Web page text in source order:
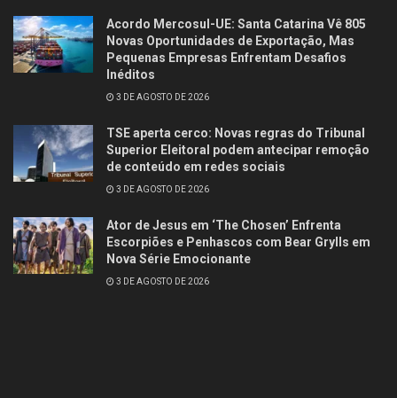
Acordo Mercosul-UE: Santa Catarina Vê 805
Novas Oportunidades de Exportação, Mas
Pequenas Empresas Enfrentam Desafios
Inéditos
3 DE AGOSTO DE 2026
TSE aperta cerco: Novas regras do Tribunal
Superior Eleitoral podem antecipar remoção
de conteúdo em redes sociais
3 DE AGOSTO DE 2026
Ator de Jesus em ‘The Chosen’ Enfrenta
Escorpiões e Penhascos com Bear Grylls em
Nova Série Emocionante
3 DE AGOSTO DE 2026